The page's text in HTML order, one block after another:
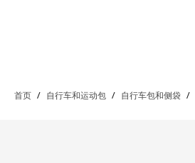
首页 / 自行车和运动包 / 自行车包和侧袋 /